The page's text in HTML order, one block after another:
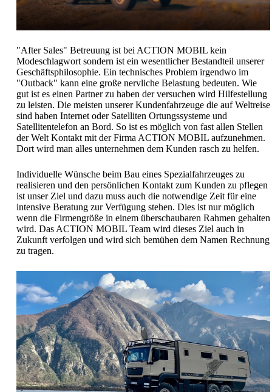
"After Sales" Betreuung ist bei ACTION MOBIL kein
Modeschlagwort sondern ist ein wesentlicher Bestandteil unserer
Geschäftsphilosophie. Ein technisches Problem irgendwo im
"Outback" kann eine große nervliche Belastung bedeuten. Wie
gut ist es einen Partner zu haben der versuchen wird Hilfestellung
zu leisten. Die meisten unserer Kundenfahrzeuge die auf Weltreise
sind haben Internet oder Satelliten Ortungssysteme und
Satellitentelefon an Bord. So ist es möglich von fast allen Stellen
der Welt Kontakt mit der Firma ACTION MOBIL aufzunehmen.
Dort wird man alles unternehmen dem Kunden rasch zu helfen.
Individuelle Wünsche beim Bau eines Spezialfahrzeuges zu
realisieren und den persönlichen Kontakt zum Kunden zu pflegen
ist unser Ziel und dazu muss auch die notwendige Zeit für eine
intensive Beratung zur Verfügung stehen. Dies ist nur möglich
wenn die Firmengröße in einem überschaubaren Rahmen gehalten
wird. Das ACTION MOBIL Team wird dieses Ziel auch in
Zukunft verfolgen und wird sich bemühen dem Namen Rechnung
zu tragen.